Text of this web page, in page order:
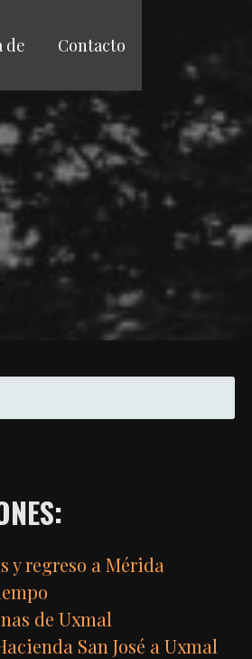
de Contacto
y regreso a Mérida
de Uxmal
San José a Uxmal